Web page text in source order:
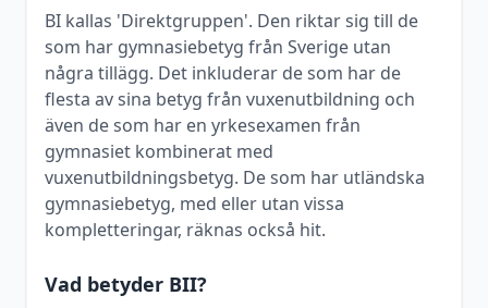
BI kallas 'Direktgruppen'. Den riktar sig till de
som har gymnasiebetyg från Sverige utan
några tillägg. Det inkluderar de som har de
flesta av sina betyg från vuxenutbildning och
även de som har en yrkesexamen från
gymnasiet kombinerat med
vuxenutbildningsbetyg. De som har utländska
gymnasiebetyg, med eller utan vissa
kompletteringar, räknas också hit.
Vad betyder BII?